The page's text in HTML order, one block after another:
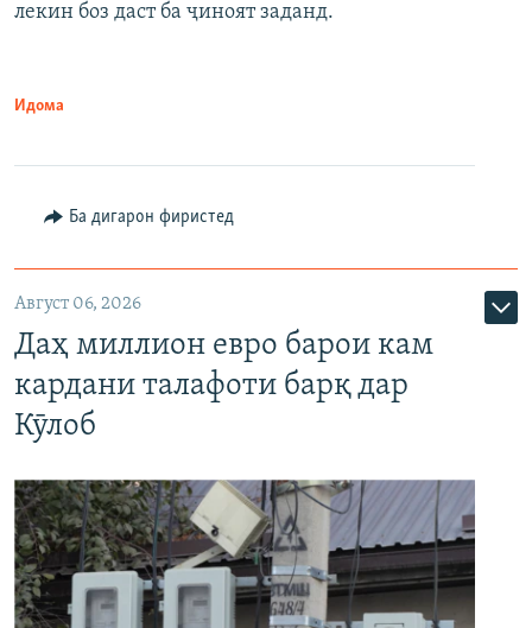
лекин боз даст ба ҷиноят заданд.
Идома
Ба дигарон фиристед
Август 06, 2026
Даҳ миллион евро барои кам
кардани талафоти барқ дар
Кӯлоб